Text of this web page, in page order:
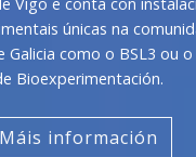
únicas na
como o BSL3 ou o
Bioexperimentación.
Máis información